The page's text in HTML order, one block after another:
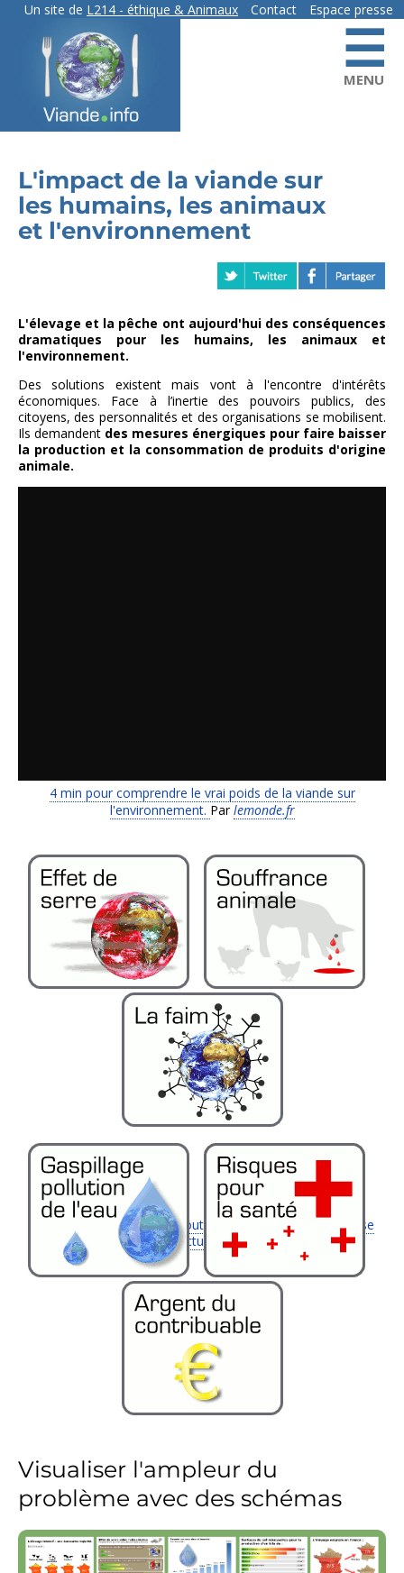
Aller
contenu
principal
Un site de L214 - éthique & Animaux Contact Espace presse
L'impact de la viande sur
les humains, les animaux
et l'environnement
L'élevage et la pêche ont aujourd'hui des conséquences
dramatiques pour les humains, les animaux et
l'environnement.
Des solutions existent mais vont à l'encontre d'intérêts
économiques. Face à l’inertie des pouvoirs publics, des
citoyens, des personnalités et des organisations se mobilisent.
Ils demandent des mesures énergiques pour faire baisser
la production et la consommation de produits d'origine
animale.
4 min pour comprendre le vrai poids de la viande sur
l'environnement. Parlemonde.fr
Revue de presse
Toutes les
actualités
Visualiser l'ampleur du
problème avec des schémas
☰
MENU